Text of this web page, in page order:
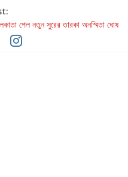
পেল নতুন সুরের তারকা অনস্মিতা ঘোষ
তারার দোতারা’
গল্প